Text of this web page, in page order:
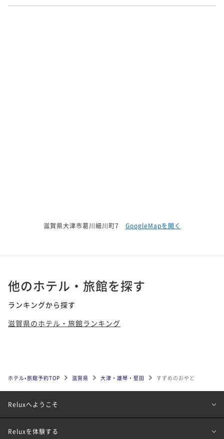
滋賀県大津市葛川細川町7 GoogleMapを開く
他のホテル・旅館を探す
ランキングから探す
滋賀県のホテル・旅館ランキング
ホテル•旅館予約TOP 滋賀県 大津・雄琴・堅田 すずめのおやど
Reluxへようこそ
Reluxを体験する